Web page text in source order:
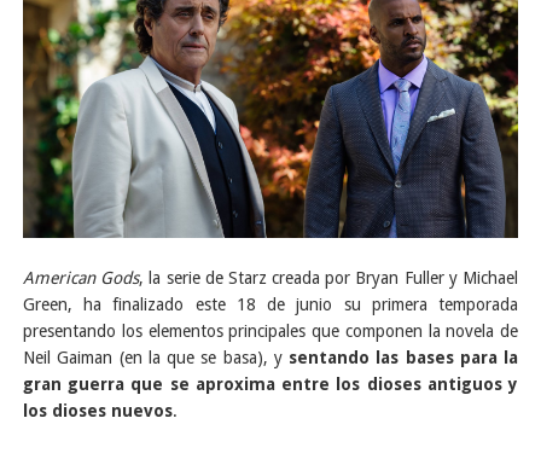
American Gods, la serie de Starz creada por Bryan Fuller y Michael
Green, ha finalizado este 18 de junio su primera temporada
presentando los elementos principales que componen la novela de
Neil Gaiman (en la que se basa), y sentando las bases para la
gran guerra que se aproxima entre los dioses antiguos y
los dioses nuevos.